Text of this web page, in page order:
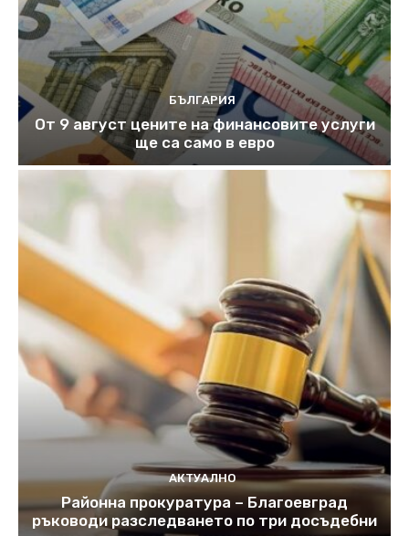
БЪЛГАРИЯ
От 9 август цените на финансовите услуги
ще са само в евро
АКТУАЛНО
Районна прокуратура – Благоевград
ръководи разследването по три досъдебни